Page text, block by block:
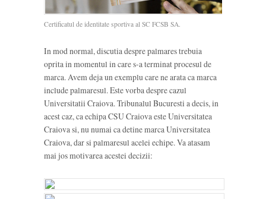
Certificatul de identitate sportiva al SC FCSB SA.
In mod normal, discutia despre palmares trebuia
oprita in momentul in care s-a terminat procesul de
marca. Avem deja un exemplu care ne arata ca marca
include palmaresul. Este vorba despre cazul
Universitatii Craiova. Tribunalul Bucuresti a decis, in
acest caz, ca echipa CSU Craiova este Universitatea
Craiova si, nu numai ca detine marca Universitatea
Craiova, dar si palmaresul acelei echipe. Va atasam
mai jos motivarea acestei decizii: